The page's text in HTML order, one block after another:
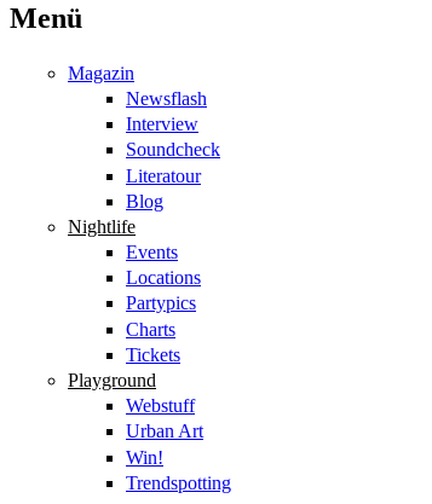
Menü
Magazin
Newsflash
Interview
Soundcheck
Literatour
Blog
Nightlife
Events
Locations
Partypics
Charts
Tickets
Playground
Webstuff
Urban Art
Win!
Trendspotting